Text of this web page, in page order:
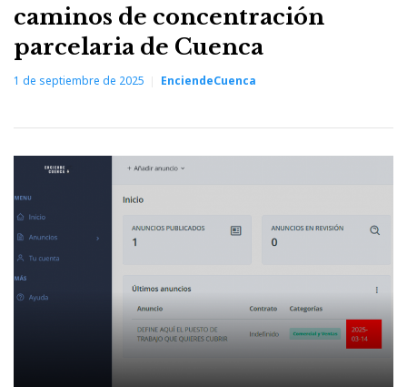
caminos de concentración
parcelaria de Cuenca
1 de septiembre de 2025 EnciendeCuenca